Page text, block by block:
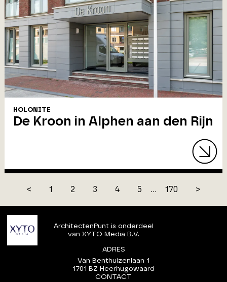
HOLONITE
De Kroon in Alphen aan den Rijn
< 1 2 3 4 5 ... 170 >
ArchitectenPunt is onderdeel
van XYTO Media B.V.
ADRES
Van Benthuizenlaan 1
1701 BZ Heerhugowaard
CONTACT